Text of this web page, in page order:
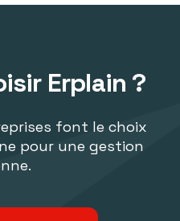
Erplain ?
font le choix
pour une gestion